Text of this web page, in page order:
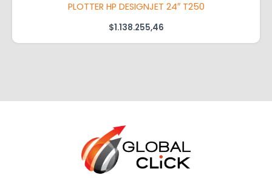
PLOTTER HP DESIGNJET 24″ T250
$1.138.255,46